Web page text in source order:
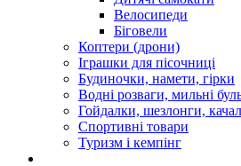
Велосипеди
Біговели
Коптери (дрони)
Іграшки для пісочниці
Будиночки, намети, гірки
Водні розваги, мильні
Гойдалки, шезлонги,
Спортивні товари
Туризм і кемпінг